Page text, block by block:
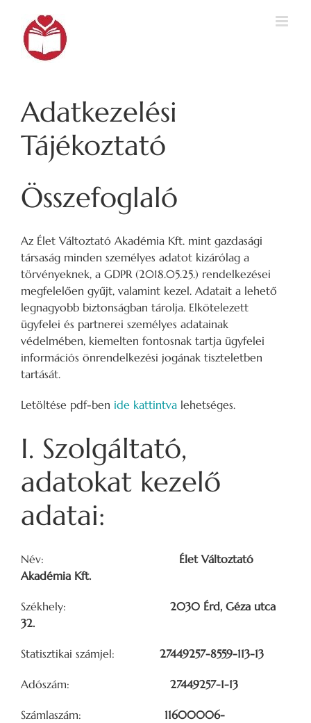
Adatkezelési
Tájékoztató
Összefoglaló
Az Élet Változtató Akadémia Kft. mint gazdasági
társaság minden személyes adatot kizárólag a
törvényeknek, a GDPR (2018.05.25.) rendelkezései
megfelelően gyűjt, valamint kezel. Adatait a lehető
legnagyobb biztonságban tárolja. Elkötelezett
ügyfelei és partnerei személyes adatainak
védelmében, kiemelten fontosnak tartja ügyfelei
információs önrendelkezési jogának tiszteletben
tartását.
Letöltése pdf-ben ide kattintva lehetséges.
I. Szolgáltató,
adatokat kezelő
adatai:
Név: Élet Változtató
Akadémia Kft.
Székhely: 2030 Érd, Géza utca
32.
Statisztikai számjel: 27449257-8559-113-13
Adószám: 27449257-1-13
Számlaszám: 11600006-